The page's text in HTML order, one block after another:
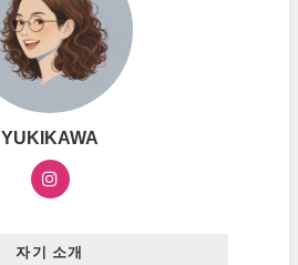
YUKIKAWA
자기 소개